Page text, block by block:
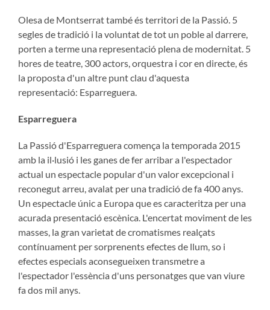
Olesa de Montserrat també és territori de la Passió. 5
segles de tradició i la voluntat de tot un poble al darrere,
porten a terme una representació plena de modernitat. 5
hores de teatre, 300 actors, orquestra i cor en directe, és
la proposta d'un altre punt clau d'aquesta
representació: Esparreguera.
Esparreguera
La Passió d'Esparreguera comença la temporada 2015
amb la il·lusió i les ganes de fer arribar a l'espectador
actual un espectacle popular d'un valor excepcional i
reconegut arreu, avalat per una tradició de fa 400 anys.
Un espectacle únic a Europa que es caracteritza per una
acurada presentació escènica. L'encertat moviment de les
masses, la gran varietat de cromatismes realçats
contínuament per sorprenents efectes de llum, so i
efectes especials aconsegueixen transmetre a
l'espectador l'essència d'uns personatges que van viure
fa dos mil anys.